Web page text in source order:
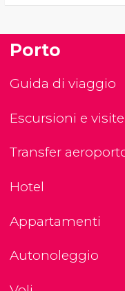
Porto
Guida di viaggio
Escursioni e
Transfer
Hotel
Appartamenti
Autonoleggio